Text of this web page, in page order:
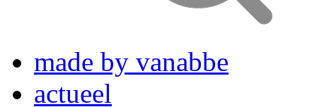
made by vanabbe
actueel